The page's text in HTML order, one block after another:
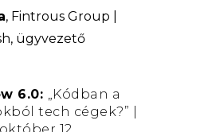
, Fintrous Group |
ügyvezető
6.0: „Kódban a
tech cégek?” |